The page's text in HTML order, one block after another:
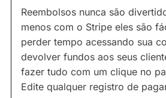
Reembolsos nunca são
menos com o Stripe eles são
perder tempo acessando sua
devolver fundos aos seus
fazer tudo com um clique no
Edite qualquer registro de